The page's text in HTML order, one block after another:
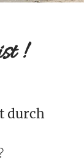
!
durch
?